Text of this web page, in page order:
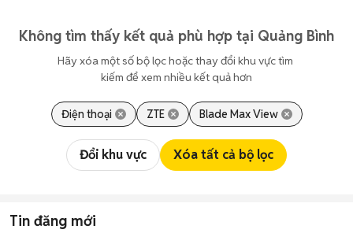
Không tìm thấy kết quả phù hợp tại Quảng Bình
Hãy xóa một số bộ lọc hoặc thay đổi khu vực tìm
kiếm để xem nhiều kết quả hơn
Điện thoại ZTE Blade Max View
Đổi khu vực Xóa tất cả bộ lọc
Tin đăng mới